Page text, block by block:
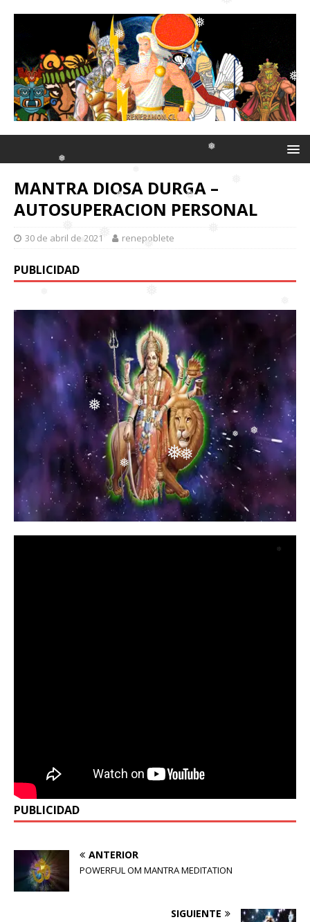
❅ ❅
❅
❅
❅
❅
❅
❅
❅
❅
❅
❅
❅
❅
❅
❅
❅
❅
❅
MANTRA DIOSA DURGA –
AUTOSUPERACION PERSONAL
30 de abril de 2021 renepoblete
PUBLICIDAD
PUBLICIDAD
ANTERIOR
POWERFUL OM MANTRA MEDITATION
SIGUIENTE